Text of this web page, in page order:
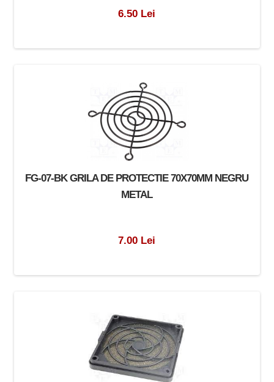
6.50 Lei
FG-07-BK GRILA DE PROTECTIE 70X70MM NEGRU
METAL
7.00 Lei